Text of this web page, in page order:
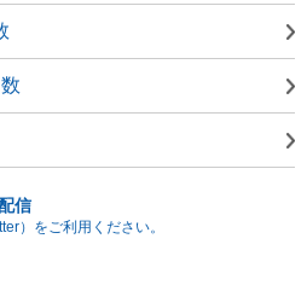
信
）をご利用ください。